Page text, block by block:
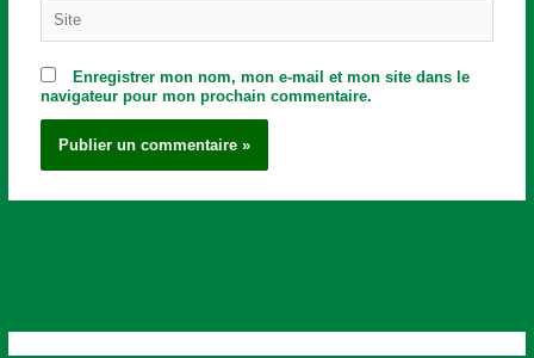
Enregistrer mon nom, mon e-mail et mon site dans le
navigateur pour mon prochain commentaire.